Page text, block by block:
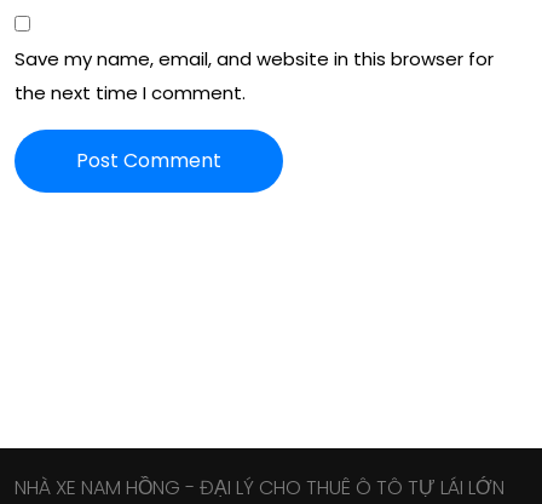
Save my name, email, and website in this browser for
the next time I comment.
NHÀ XE NAM HỒNG - ĐẠI LÝ CHO THUÊ Ô TÔ TỰ LÁI LỚN